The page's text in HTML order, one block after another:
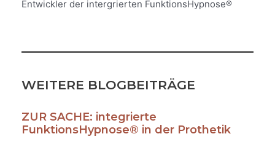
Entwickler der intergrierten FunktionsHypnose®
WEITERE BLOGBEITRÄGE
ZUR SACHE: integrierte
FunktionsHypnose® in der Prothetik
SeiteSeiteSeiteSeite